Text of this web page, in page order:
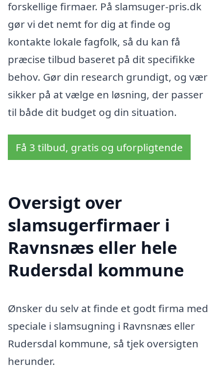
forskellige firmaer. På slamsuger-pris.dk
gør vi det nemt for dig at finde og
kontakte lokale fagfolk, så du kan få
præcise tilbud baseret på dit specifikke
behov. Gør din research grundigt, og vær
sikker på at vælge en løsning, der passer
til både dit budget og din situation.
Få 3 tilbud, gratis og uforpligtende
Oversigt over
slamsugerfirmaer i
Ravnsnæs eller hele
Rudersdal kommune
Ønsker du selv at finde et godt firma med
speciale i slamsugning i Ravnsnæs eller
Rudersdal kommune, så tjek oversigten
herunder.